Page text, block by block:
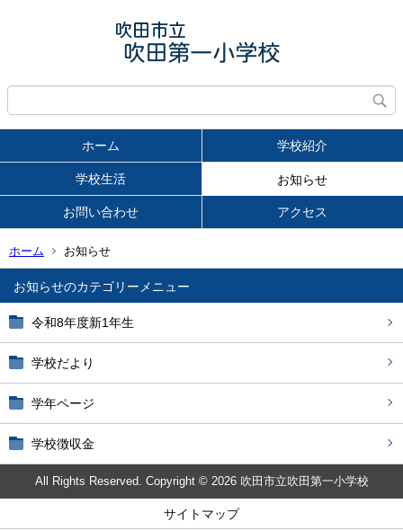
ホーム 学校紹介
学校生活 お知らせ
お問い合わせ アクセス
ホーム お知らせ
お知らせ
令和8年度新1年生
学校だより
学年ページ
学校徴収金
All Rights Reserved. Copyright © 2026 吹田市立吹田第一小学校
サイトマップ